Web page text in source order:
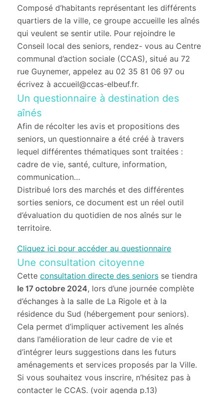
Composé d’habitants représentant les différents
quartiers de la ville, ce groupe accueille les aînés
qui veulent se sentir utile. Pour rejoindre le
Conseil local des seniors, rendez- vous au Centre
communal d’action sociale (CCAS), situé au 72
rue Guynemer, appelez au 02 35 81 06 97 ou
écrivez à accueil@ccas-elbeuf.fr.
Un questionnaire à destination des
aînés
Afin de récolter les avis et propositions des
seniors, un questionnaire a été créé à travers
lequel différentes thématiques sont traitées :
cadre de vie, santé, culture, information,
communication…
Distribué lors des marchés et des différentes
sorties seniors, ce document est un réel outil
d’évaluation du quotidien de nos aînés sur le
territoire.
Cliquez ici pour accéder au questionnaire
Une consultation citoyenne
Cetteconsultation directe des seniors se tiendra
le 17 octobre 2024, lors d’une journée complète
d’échanges à la salle de La Rigole et à la
résidence du Sud (hébergement pour seniors).
Cela permet d’impliquer activement les aînés
dans l’amélioration de leur cadre de vie et
d’intégrer leurs suggestions dans les futurs
aménagements et services proposés par la Ville.
Si vous souhaitez vous inscrire, n’hésitez pas à
contacter le CCAS. (voir agenda p.13)